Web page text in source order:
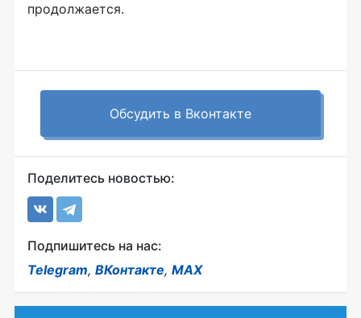
продолжается.
Обсудить в Вконтакте
Поделитесь новостью:
Подпишитесь на нас:
Telegram, ВКонтакте, MAX